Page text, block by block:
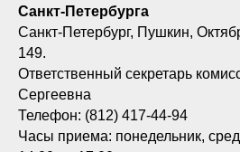
Санкт-Петербурга
Санкт-Петербург, Пушкин,
149.
Ответственный секретарь
Сергеевна
Телефон: (812) 417-44-94
Часы приема: понедельник,